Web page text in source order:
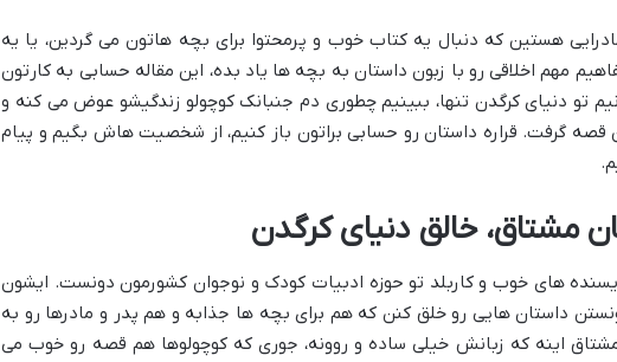
هستین که دنبال یه کتاب خوب و پرمحتوا برای بچه هاتون می گردین، یا یه
مهم اخلاقی رو با زبون داستان به بچه ها یاد بده، این مقاله حسابی به کارتون
تو دنیای کرگدن تنها، ببینیم چطوری دم جنبانک کوچولو زندگیشو عوض می کنه و
گرفت. قراره داستان رو حسابی براتون باز کنیم، از شخصیت هاش بگیم و پیام
مشتاق، خالق دنیای کرگدن
های خوب و کاربلد تو حوزه ادبیات کودک و نوجوان کشورمون دونست. ایشون
داستان هایی رو خلق کنن که هم برای بچه ها جذابه و هم پدر و مادرها رو به
مشتاق اینه که زبانش خیلی ساده و روونه، جوری که کوچولوها هم قصه رو خوب می